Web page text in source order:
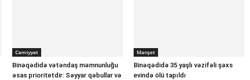
Cəmiyyət
Binəqədidə vətəndaş məmnunluğu
əsas prioritetdir: Səyyar qəbullar və
Manşet
Binəqədidə 35 yaşlı vəzifəli şəxs
evində ölü tapıldı